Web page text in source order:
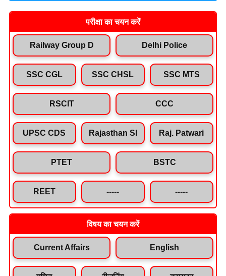
परीक्षा का चयन करें
Railway Group D Delhi Police
SSC CGL SSC CHSL SSC MTS
RSCIT CCC
UPSC CDS Rajasthan SI Raj. Patwari
PTET BSTC
REET ----- -----
विषय का चयन करें
Current Affairs English